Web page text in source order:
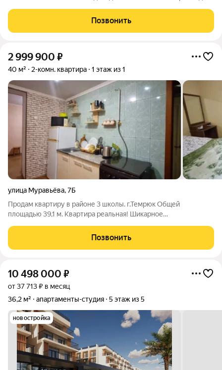
для себя либо сдавать в аренду, два помещения рядом, при
покупке двух сделаем скидку
Позвонить
2 999 900 ₽
40 м² 2-комн. квартира 1 этаж из 1
улица Муравьёва,7Б
Продам квартиру в районе 3 школы. г.Темрюк Общей
площадью 39,1 м. Квартира реальная! Шикарное
спортзал, всё в шаговой доступности. А самое главное на Юге
это море, а их здесь два-Азовское море
Позвонить
10 498 000 ₽
от 37 713 ₽ в месяц
36,2 м²
апартаменты-студия 5 этаж из 5
новостройка